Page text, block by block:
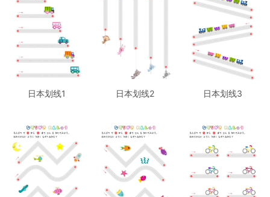
日本划线1 日本划线2 日本划线3